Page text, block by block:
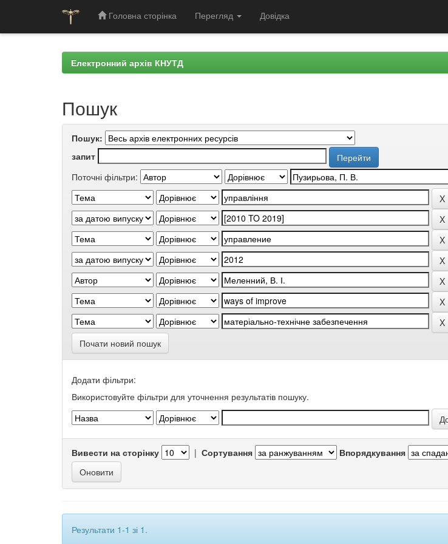
Головна сторінка Перегляд Довідка
Електронний архів КНУТД
Пошук
Пошук:
запит
Поточні фільтри:
Почати новий пошук
Додати фільтри:
Використовуйте фільтри для уточнення результатів пошуку.
Вивести на сторінку | Сортування Впорядкування
Результати 1-1 зі 1.